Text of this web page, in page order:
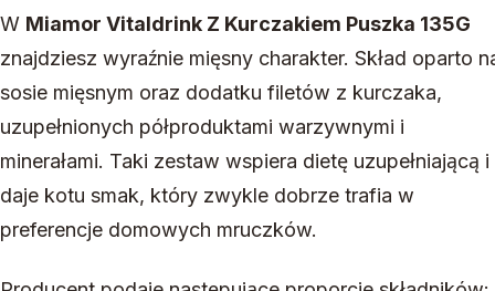
W Miamor Vitaldrink Z Kurczakiem Puszka 135G
znajdziesz wyraźnie mięsny charakter. Skład oparto
sosie mięsnym oraz dodatku filetów z kurczaka,
uzupełnionych półproduktami warzywnymi i
minerałami. Taki zestaw wspiera dietę uzupełniającą i
daje kotu smak, który zwykle dobrze trafia w
preferencje domowych mruczków.